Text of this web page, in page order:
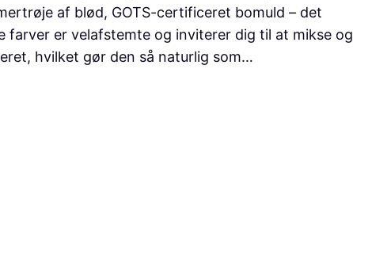
af blød, GOTS-certificeret bomuld – det
farver er velafstemte og inviterer dig til at mikse og
hvilket gør den så naturlig som…